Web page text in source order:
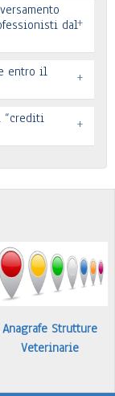
dal+
entro il
+
“crediti
+
Anagrafe Strutture
Veterinarie